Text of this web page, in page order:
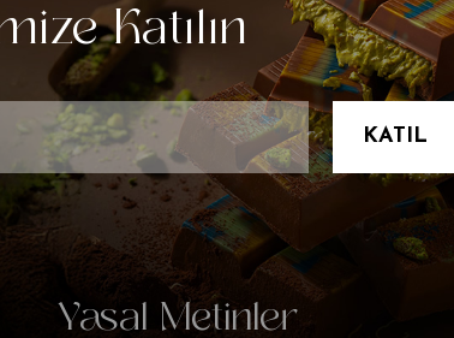
Katılın
KATIL
Yasal Metinler